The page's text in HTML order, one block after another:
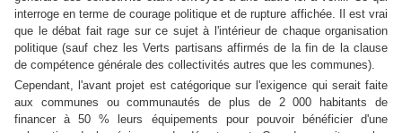
interroge en terme de courage politique et de rupture affichée. Il est vrai
que le débat fait rage sur ce sujet à l'intérieur de chaque organisation
politique (sauf chez les Verts partisans affirmés de la fin de la clause
de compétence générale des collectivités autres que les communes).
Cependant, l'avant projet est catégorique sur l'exigence qui serait faite
aux communes ou communautés de plus de 2 000 habitants de
financer à 50 % leurs équipements pour pouvoir bénéficier d'une